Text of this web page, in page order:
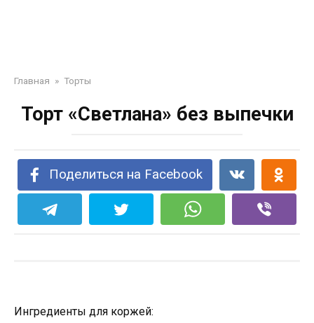
Главная » Торты
Торт «Светлана» без выпечки
Поделиться на Facebook
Ингредиенты для коржей: